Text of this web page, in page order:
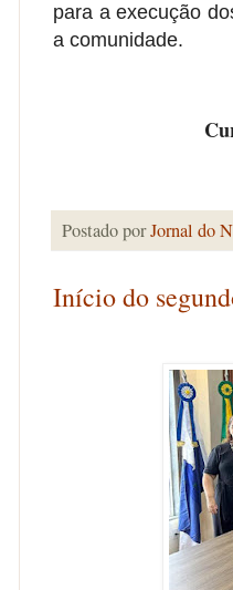
para a execução
a comunidade.
Postado porJornal do
Início do